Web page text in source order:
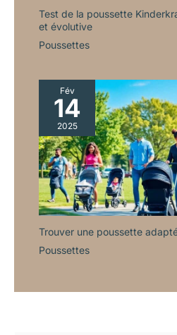
Test de la poussette
et évolutive
Poussettes
Fév
14
2025
Trouver une poussette
Poussettes